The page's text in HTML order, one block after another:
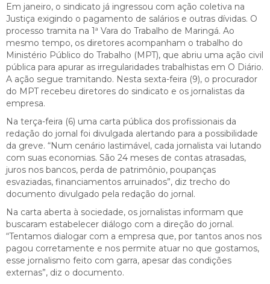
Em janeiro, o sindicato já ingressou com ação coletiva na
Justiça exigindo o pagamento de salários e outras dívidas. O
processo tramita na 1ª Vara do Trabalho de Maringá. Ao
mesmo tempo, os diretores acompanham o trabalho do
Ministério Público do Trabalho (MPT), que abriu uma ação civil
pública para apurar as irregularidades trabalhistas em O Diário.
A ação segue tramitando. Nesta sexta-feira (9), o procurador
do MPT recebeu diretores do sindicato e os jornalistas da
empresa.
Na terça-feira (6) uma carta pública dos profissionais da
redação do jornal foi divulgada alertando para a possibilidade
da greve. “Num cenário lastimável, cada jornalista vai lutando
com suas economias. São 24 meses de contas atrasadas,
juros nos bancos, perda de patrimônio, poupanças
esvaziadas, financiamentos arruinados”, diz trecho do
documento divulgado pela redação do jornal.
Na carta aberta à sociedade, os jornalistas informam que
buscaram estabelecer diálogo com a direção do jornal.
“Tentamos dialogar com a empresa que, por tantos anos nos
pagou corretamente e nos permite atuar no que gostamos,
esse jornalismo feito com garra, apesar das condições
externas”, diz o documento.